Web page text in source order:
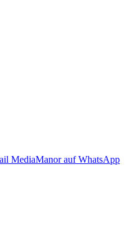
MediaManor auf WhatsApp